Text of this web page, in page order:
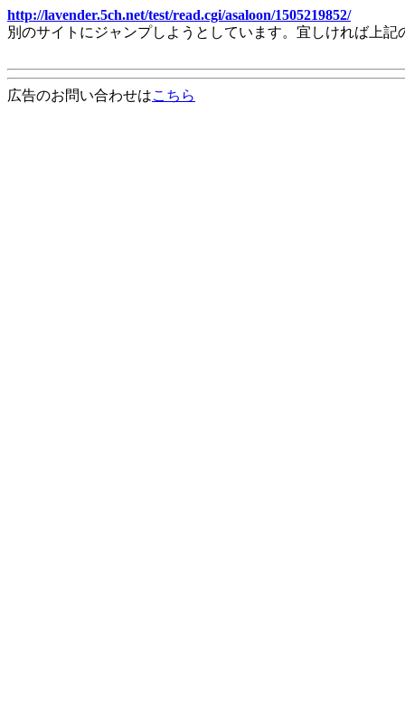
http://lavender.5ch.net/test/read.cgi/asaloon/1505219852/
別のサイトにジャンプしようとしています。宜しければ上
広告のお問い合わせはこちら